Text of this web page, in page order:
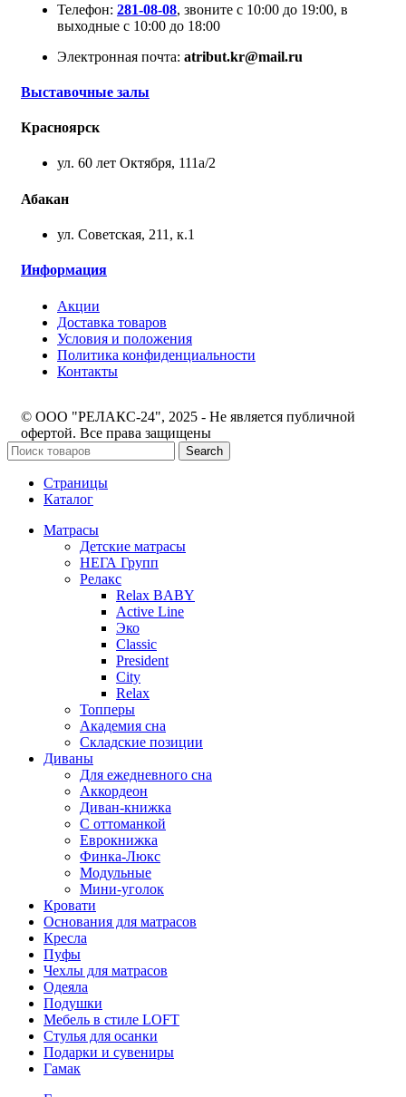
Телефон: 281-08-08, звоните с 10:00 до 19:00, в
выходные с 10:00 до 18:00
Электронная почта: atribut.kr@mail.ru
Выставочные залы
Красноярск
ул. 60 лет Октября, 111а/2
Абакан
ул. Советская, 211, к.1
Информация
Акции
Доставка товаров
Условия и положения
Политика конфиденциальности
Контакты
© ООО "РЕЛАКС-24", 2025 - Не является публичной
офертой. Все права защищены
Search
Страницы
Каталог
Матрасы
Детские матрасы
НЕГА Групп
Релакс
Relax BABY
Active Line
Эко
Classic
President
City
Relax
Топперы
Академия сна
Складские позиции
Диваны
Для ежедневного сна
Аккордеон
Диван-книжка
С оттоманкой
Еврокнижка
Финка-Люкс
Модульные
Мини-уголок
Кровати
Основания для матрасов
Кресла
Пуфы
Чехлы для матрасов
Одеяла
Подушки
Мебель в стиле LOFT
Стулья для осанки
Подарки и сувениры
Гамак